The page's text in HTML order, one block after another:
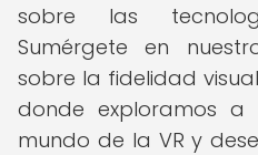
sobre las
Sumérgete en
sobre la fidelidad
donde exploramos
mundo de la VR y